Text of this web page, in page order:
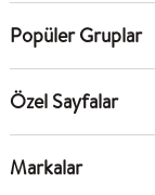
Popüler Gruplar
Özel Sayfalar
Markalar